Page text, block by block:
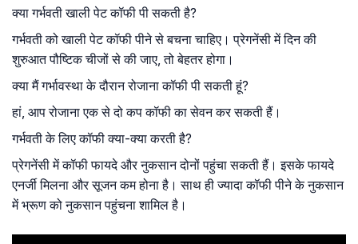
क्या गर्भवती खाली पेट कॉफी पी सकती है?
गर्भवती को खाली पेट कॉफी पीने से बचना चाहिए। प्रेगनेंसी में दिन की
शुरुआत पौष्टिक चीजों से की जाए, तो बेहतर होगा।
क्या मैं गर्भावस्था के दौरान रोजाना कॉफी पी सकती हूं?
हां, आप रोजाना एक से दो कप कॉफी का सेवन कर सकती हैं।
गर्भवती के लिए कॉफी क्या-क्या करती है?
प्रेगनेंसी में कॉफी फायदे और नुकसान दोनों पहुंचा सकती हैं। इसके फायदे
एनर्जी मिलना और सूजन कम होना है। साथ ही ज्यादा कॉफी पीने के नुकसान
में भ्रूण को नुकसान पहुंचना शामिल है।